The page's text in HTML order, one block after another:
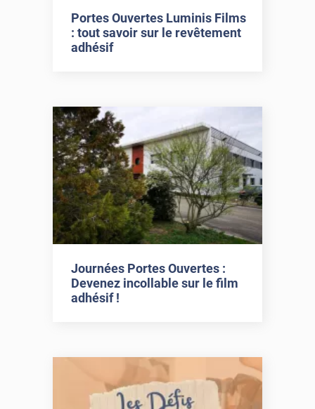
Portes Ouvertes Luminis Films
: tout savoir sur le revêtement
adhésif
Journées Portes Ouvertes :
Devenez incollable sur le film
adhésif !